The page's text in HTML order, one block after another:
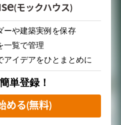
(モックハウス)
ーや建築実例を保存
一覧で管理
アイデアをひとまとめに
単登録！
める(無料)